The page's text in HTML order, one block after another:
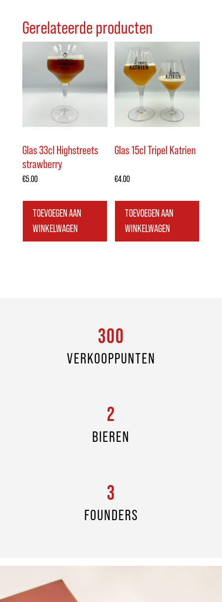
Gerelateerde producten
Glas 33cl Highstreets
strawberry
€5.00
TOEVOEGEN AAN
WINKELWAGEN
Glas 15cl Tripel Katrien
€4.00
TOEVOEGEN AAN
WINKELWAGEN
300
VERKOOPPUNTEN
2
BIEREN
3
FOUNDERS